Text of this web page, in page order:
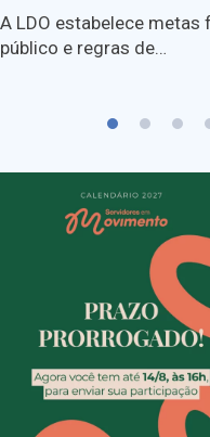
A LDO estabelece
público e regras de…